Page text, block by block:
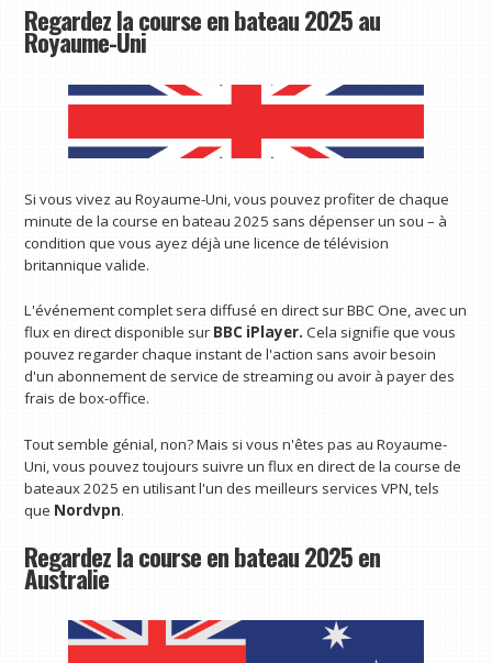
Regardez la course en bateau 2025 au
Royaume-Uni
Si vous vivez au Royaume-Uni, vous pouvez profiter de chaque
minute de la course en bateau 2025 sans dépenser un sou – à
condition que vous ayez déjà une licence de télévision
britannique valide.
L'événement complet sera diffusé en direct sur BBC One, avec un
flux en direct disponible sur BBC iPlayer.Cela signifie que vous
pouvez regarder chaque instant de l'action sans avoir besoin
d'un abonnement de service de streaming ou avoir à payer des
frais de box-office.
Tout semble génial, non? Mais si vous n'êtes pas au Royaume-
Uni, vous pouvez toujours suivre un flux en direct de la course de
bateaux 2025 en utilisant l'un des meilleurs services VPN, tels
que Nordvpn.
Regardez la course en bateau 2025 en
Australie